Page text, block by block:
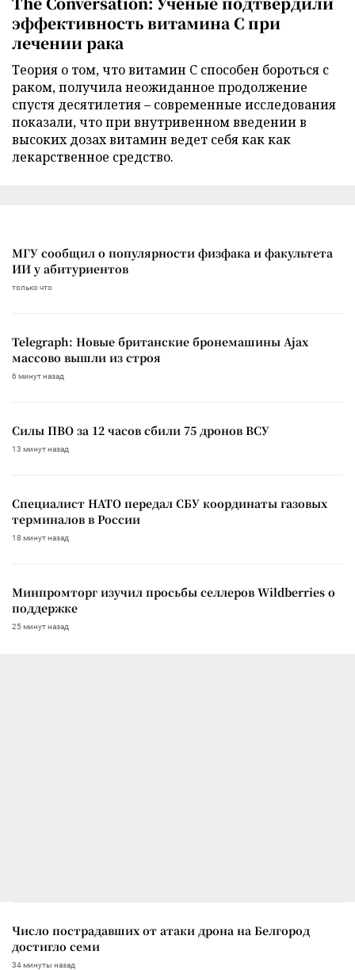
эффективность витамина C при
лечении рака
Теория о том, что витамин C способен бороться с
раком, получила неожиданное продолжение
спустя десятилетия – современные исследования
показали, что при внутривенном введении в
высоких дозах витамин ведет себя как как
лекарственное средство.
МГУ сообщил о популярности физфака и факультета
ИИ у абитуриентов
только что
Telegraph: Новые британские бронемашины Ajax
массово вышли из строя
6 минут назад
Силы ПВО за 12 часов сбили 75 дронов ВСУ
13 минут назад
Специалист НАТО передал СБУ координаты газовых
терминалов в России
18 минут назад
Минпромторг изучил просьбы селлеров Wildberries о
поддержке
25 минут назад
Число пострадавших от атаки дрона на Белгород
достигло семи
34 минуты назад